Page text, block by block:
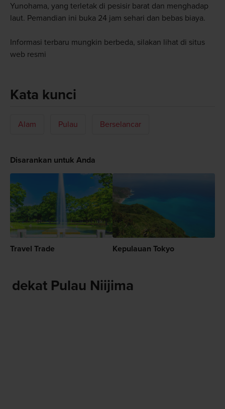
Yunohama, yang terletak di pesisir barat dan menghadap
laut. Pemandian ini buka 24 jam sehari dan bebas biaya.
Informasi terbaru mungkin berbeda, silakan lihat di situs
web resmi
Kata kunci
Alam Pulau Berselancar
Disarankan untuk Anda
Travel Trade Kepulauan Tokyo
dekat Pulau Niijima